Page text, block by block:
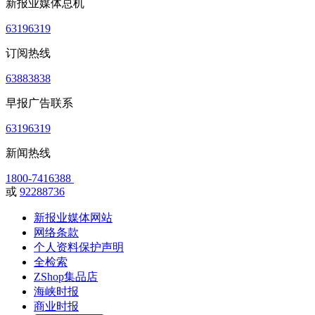
新报业媒体总机
63196319
订阅热线
63883838
早报广告联系
63196319
新闻热线
1800-7416388
或 92288736
新报业媒体网站
网络条款
个人资料保护声明
全检索
ZShop集品店
海峡时报
商业时报